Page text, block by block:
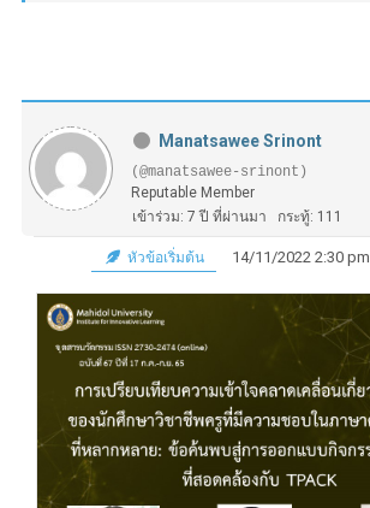
Manatsawee Srinont
(@manatsawee-srinont)
Reputable Member
เข้าร่วม: 7 ปี ที่ผ่านมา
กระทู้: 111
หัวข้อเริ่มต้น 14/11/2022 2:30 pm